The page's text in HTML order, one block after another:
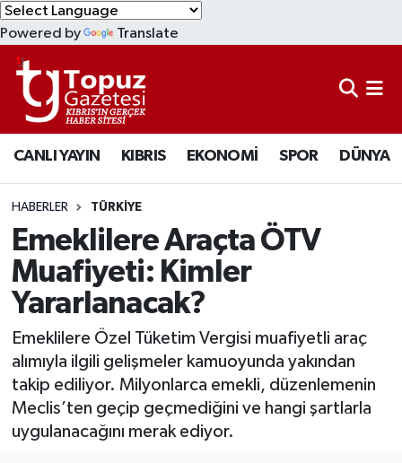
Powered by Translate
CANLI YAYIN KIBRIS EKONOMİ SPOR DÜNYA
HABERLER TÜRKİYE
Emeklilere Araçta ÖTV
Muafiyeti: Kimler
Yararlanacak?
Emeklilere Özel Tüketim Vergisi muafiyetli araç
alımıyla ilgili gelişmeler kamuoyunda yakından
takip ediliyor. Milyonlarca emekli, düzenlemenin
Meclis’ten geçip geçmediğini ve hangi şartlarla
uygulanacağını merak ediyor.
KIBRIS
DÜNYA
EKONOMİ
MAGAZİN
SAĞLIK
SPOR
TEKNOLOJİ
TÜRKİYE
Lefkoşa Nöbetçi Eczaneler
Lefkoşa Hava Durumu
Lefkoşa Trafik Yoğunluk Haritası
Süper Lig Puan Durumu ve Fikstür
Tüm Manşetler
Son Dakika Haberleri
Haber Arşivi